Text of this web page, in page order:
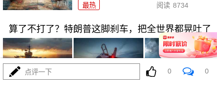
最热 阅读 8734
算了不打了？特朗普这脚刹车，把全世界都晃吐了
点评一下 0 0